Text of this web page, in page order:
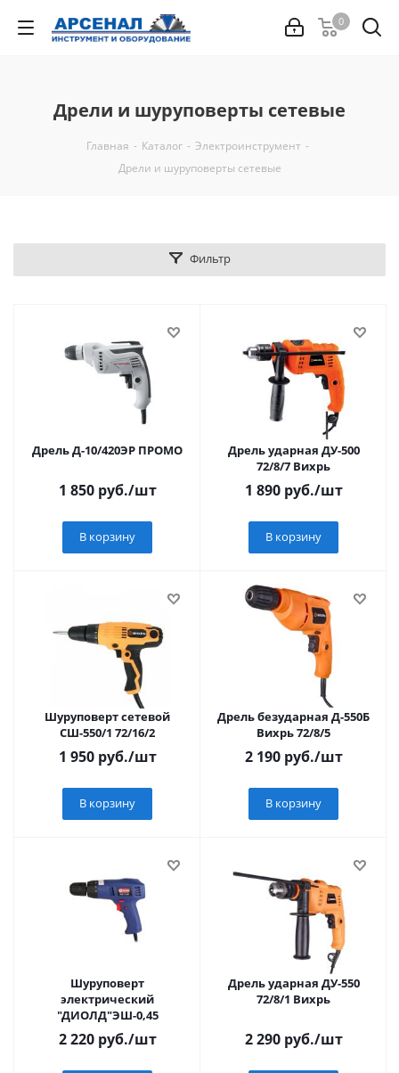
0
Дрели и шуруповерты сетевые
Главная - Каталог - Электроинструмент -
Дрели и шуруповерты сетевые
Фильтр
Дрель Д-10/420ЭР ПРОМО
1 850руб./шт
В корзину
Дрель ударная ДУ-500
72/8/7 Вихрь
1 890руб./шт
В корзину
Шуруповерт сетевой
СШ-550/1 72/16/2
1 950руб./шт
В корзину
Дрель безударная Д-550Б
Вихрь 72/8/5
2 190руб./шт
В корзину
Шуруповерт
электрический
"ДИОЛД"ЭШ-0,45
2 220руб./шт
Дрель ударная ДУ-550
72/8/1 Вихрь
2 290руб./шт